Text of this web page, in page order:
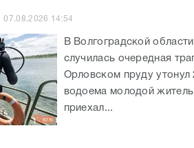
07.08.2026 14:54
В Волгоградской
случилась очередная
Орловском пруду
водоема молодой
приехал...